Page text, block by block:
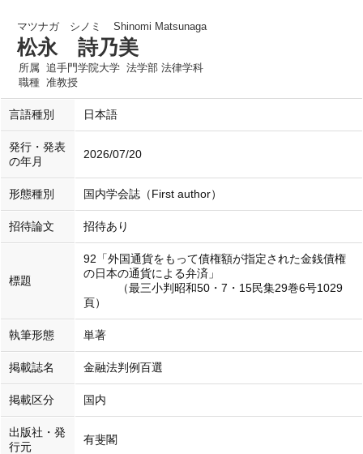
マツナガ シノミ Shinomi Matsunaga
松永 詩乃美
所属 追手門学院大学 法学部 法律学科
職種 准教授
言語種別 日本語
発行・発表
の年月
2026/07/20
形態種別 国内学会誌（First author）
招待論文 招待あり
標題
92「外国通貨をもって債権額が指定された金銭債権
の日本の通貨による弁済」
（最三小判昭和50・7・15民集29巻6号1029
頁）
執筆形態 単著
掲載誌名 金融法判例百選
掲載区分 国内
出版社・発
行元
有斐閣